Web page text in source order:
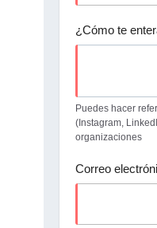
¿Cómo te
Puedes hacer
(Instagram,
organizaciones
Correo